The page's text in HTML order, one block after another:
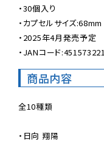
・30個入り
・カプセルサイズ:68mm
・2025年4月発売予定
・JANコード
商品内容
全10種類
・日向 翔陽